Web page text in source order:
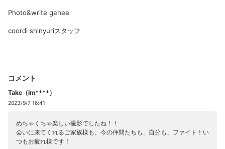
Photo&write gahee
coordi shinyuriスタッフ
コメント
Take（im****）
2023/9/7 16:41
めちゃくちゃ楽しい撮影でしたね！！
会いに来てくれるご家族様も、今の仲間たちも、自分も、ファイト！い
つもお疲れ様です！